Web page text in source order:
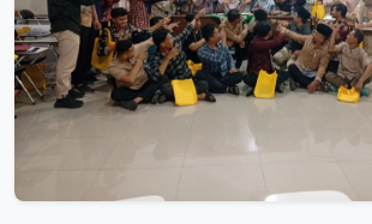
HUMANIORA 11:56:30 WIB, 08 Agu 2026